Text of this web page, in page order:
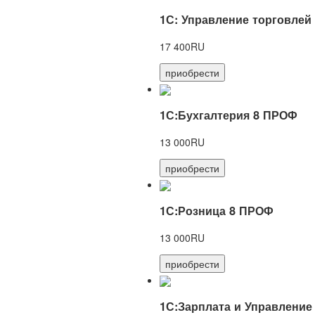
1С: Управление торговлей
17 400RU
приобрести
1С:Бухгалтерия 8 ПРОФ
13 000RU
приобрести
1С:Розница 8 ПРОФ
13 000RU
приобрести
1С:Зарплата и Управление